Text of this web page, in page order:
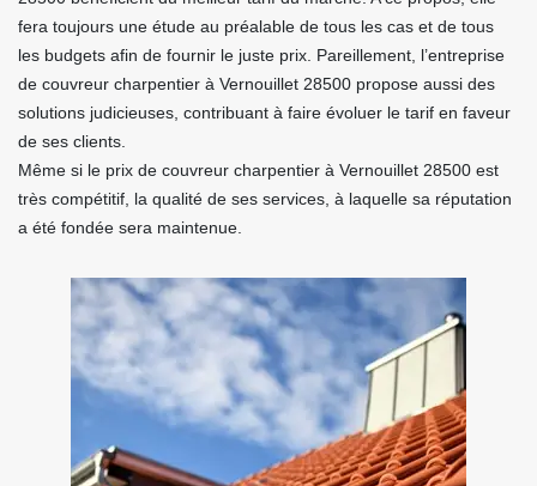
fera toujours une étude au préalable de tous les cas et de tous
les budgets afin de fournir le juste prix. Pareillement, l’entreprise
de couvreur charpentier à Vernouillet 28500 propose aussi des
solutions judicieuses, contribuant à faire évoluer le tarif en faveur
de ses clients.
Même si le prix de couvreur charpentier à Vernouillet 28500 est
très compétitif, la qualité de ses services, à laquelle sa réputation
a été fondée sera maintenue.